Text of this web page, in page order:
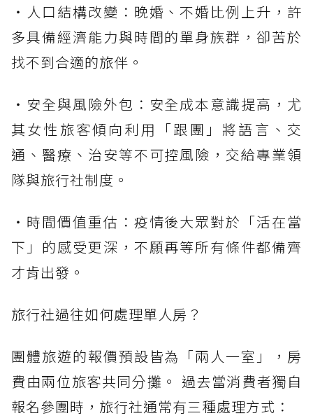
・人口結構改變：晚婚、不婚比例上升，許
多具備經濟能力與時間的單身族群，卻苦於
找不到合適的旅伴。
・安全與風險外包：安全成本意識提高，尤
其女性旅客傾向利用「跟團」將語言、交
通、醫療、治安等不可控風險，交給專業領
隊與旅行社制度。
・時間價值重估：疫情後大眾對於「活在當
下」的感受更深，不願再等所有條件都備齊
才肯出發。
旅行社過往如何處理單人房？
團體旅遊的報價預設皆為「兩人一室」，房
費由兩位旅客共同分攤。 過去當消費者獨自
報名參團時，旅行社通常有三種處理方式：